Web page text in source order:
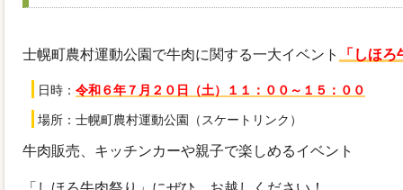
士幌町農村運動公園で牛肉に関する一大イベント 「しほ
日時： 令和６年７月２０日（土）１１：００～１５：００
場所：士幌町農村運動公園（スケートリンク）
牛肉販売、キッチンカーや親子で楽しめるイベント